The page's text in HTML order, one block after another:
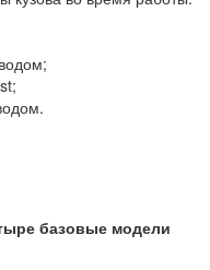
базовые модели